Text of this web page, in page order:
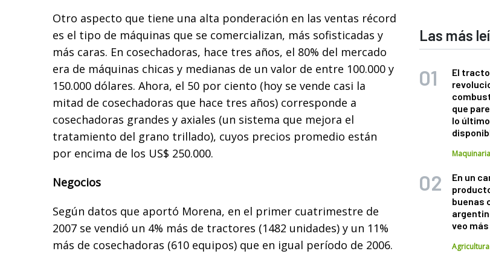
Otro aspecto que tiene una alta ponderación en las ventas récord
es el tipo de máquinas que se comercializan, más sofisticadas y
más caras. En cosechadoras, hace tres años, el 80% del mercado
era de máquinas chicas y medianas de un valor de entre 100.000 y
150.000 dólares. Ahora, el 50 por ciento (hoy se vende casi la
mitad de cosechadoras que hace tres años) corresponde a
cosechadoras grandes y axiales (un sistema que mejora el
tratamiento del grano trillado), cuyos precios promedio están
por encima de los US$ 250.000.
Negocios
Según datos que aportó Morena, en el primer cuatrimestre de
2007 se vendió un 4% más de tractores (1482 unidades) y un 11%
más de cosechadoras (610 equipos) que en igual período de 2006.
Las más
El
que
lo
En un
buenas
veo
Agricultura